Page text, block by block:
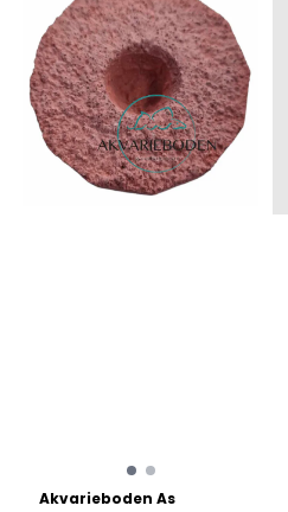
Akvarieboden As